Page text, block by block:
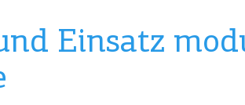
Einsatz